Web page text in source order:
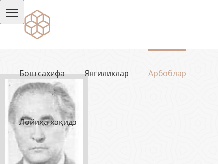
Бош сахифа Янгиликлар Арбоблар
Лойиҳа ҳақида